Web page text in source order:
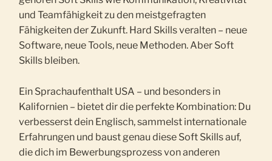
und Teamfähigkeit zu den meistgefragten
Fähigkeiten der Zukunft. Hard Skills veralten – neue
Software, neue Tools, neue Methoden. Aber Soft
Skills bleiben.
Ein Sprachaufenthalt USA – und besonders in
Kalifornien – bietet dir die perfekte Kombination: Du
verbesserst dein Englisch, sammelst internationale
Erfahrungen und baust genau diese Soft Skills auf,
die dich im Bewerbungsprozess von anderen